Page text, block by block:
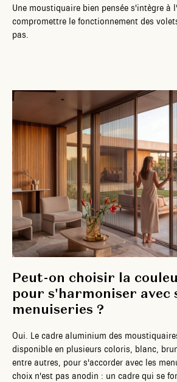
Une moustiquaire bien pensée s'intègre à
compromettre le fonctionnement des
pas.
Peut-on choisir la
pour s'harmoniser avec
menuiseries ?
Oui. Le cadre aluminium des
disponible en plusieurs coloris, blanc,
entre autres, pour s'accorder avec les
choix n'est pas anodin : un cadre qui se